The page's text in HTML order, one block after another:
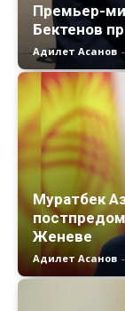
Премьер-
Бектенов
Адилет Асанов -
Муратбек
Женеве
Адилет Асанов -